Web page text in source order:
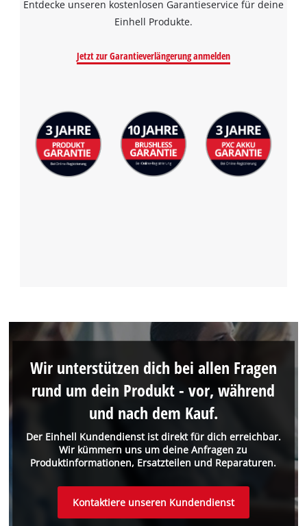
the site with their CMP to add this content
to the list of technologies used.
Management Platform
Entdecke unseren kostenlosen Garantieservice für deine
Einhell Produkte.
Jetzt zur Garantieverlängerung anmelden
Der Einhell Kundendienst ist direkt für dich erreichbar.
Wir kümmern uns um deine Anfragen zu
Produktinformationen, Ersatzteilen und Reparaturen.
Wir unterstützen dich bei allen Fragen
rund um dein Produkt - vor, während
und nach dem Kauf.
Kontaktiere unseren Kundendienst